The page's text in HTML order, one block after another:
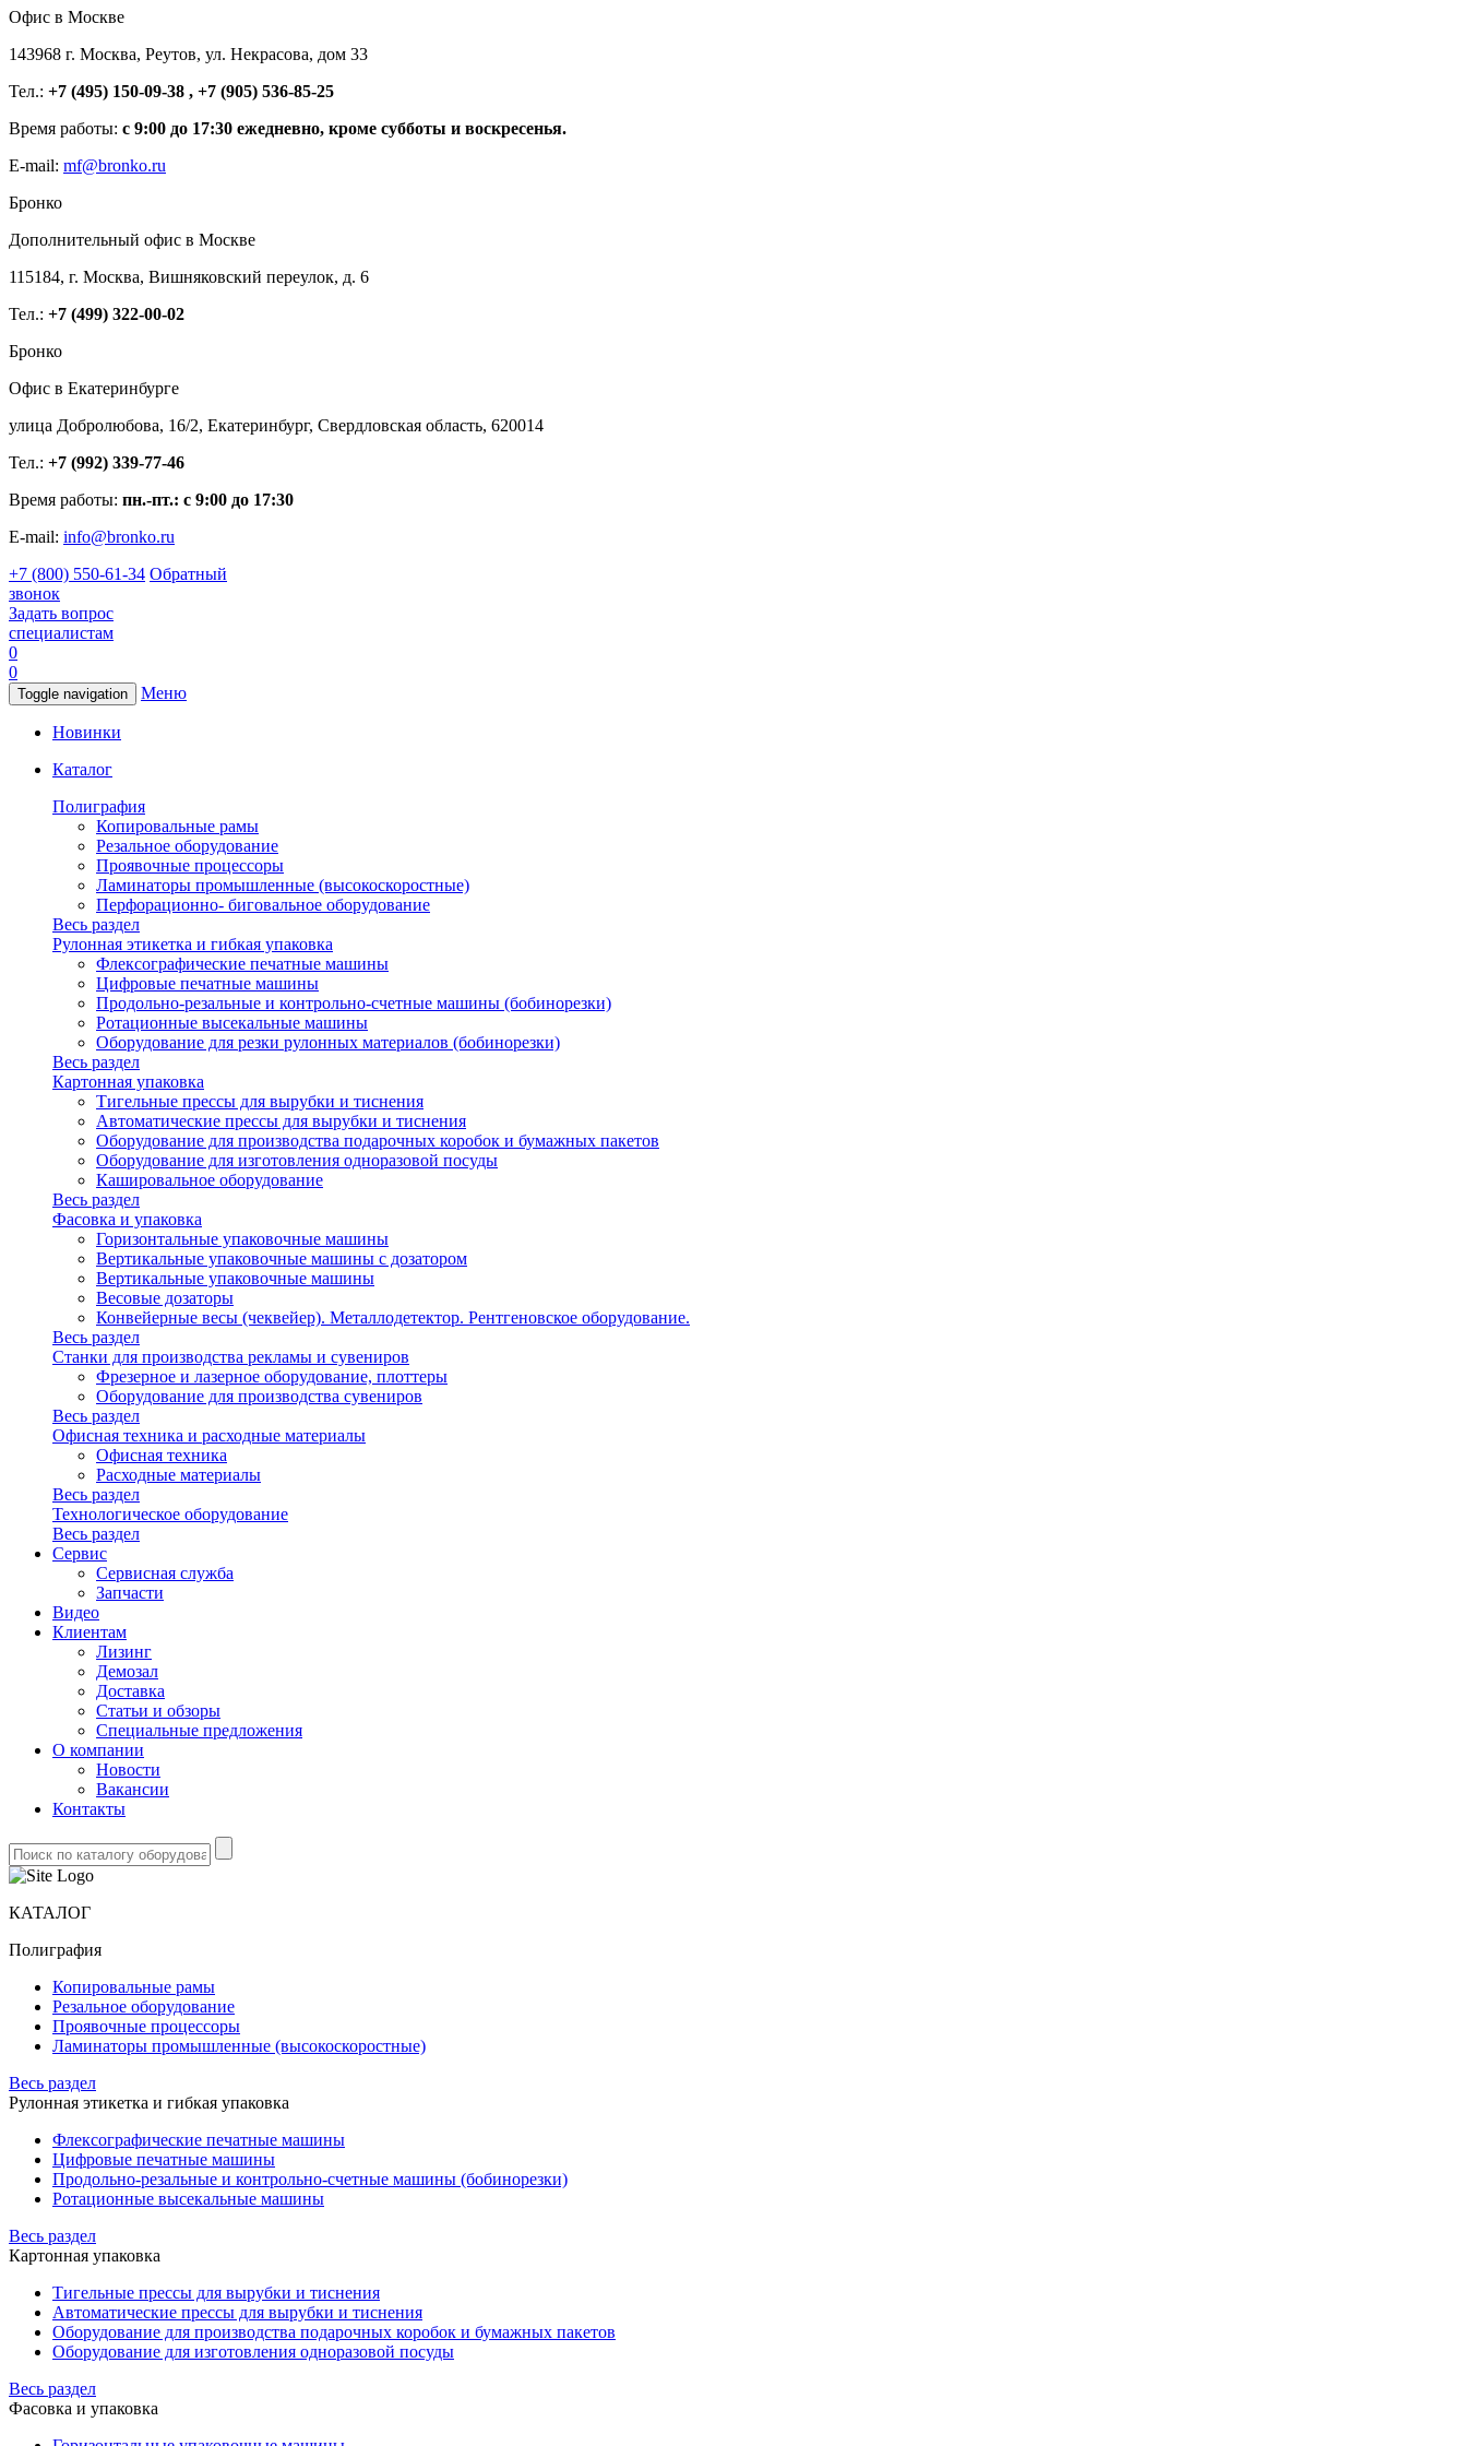
Офис в Москве
143968 г. Москва, Реутов, ул. Некрасова, дом 33
Тел.: +7 (495) 150-09-38 , +7 (905) 536-85-25
Время работы: с 9:00 до 17:30 ежедневно, кроме субботы и воскресенья.
E-mail: mf@bronko.ru
Бронко
Дополнительный офис в Москве
115184, г. Москва, Вишняковский переулок, д. 6
Тел.: +7 (499) 322-00-02
Бронко
Офис в Екатеринбурге
улица Добролюбова, 16/2, Екатеринбург, Свердловская область, 620014
Тел.: +7 (992) 339-77-46
Время работы: пн.-пт.: с 9:00 до 17:30
E-mail: info@bronko.ru
+7 (800) 550-61-34 Обратный
звонок
Задать вопрос
специалистам
0
0
Toggle navigation Меню
Новинки
Каталог
Полиграфия
Копировальные рамы
Резальное оборудование
Проявочные процессоры
Ламинаторы промышленные (высокоскоростные)
Перфорационно- биговальное оборудование
Весь раздел
Рулонная этикетка и гибкая упаковка
Флексографические печатные машины
Цифровые печатные машины
Продольно-резальные и контрольно-счетные машины (бобинорезки)
Ротационные высекальные машины
Оборудование для резки рулонных материалов (бобинорезки)
Весь раздел
Картонная упаковка
Тигельные прессы для вырубки и тиснения
Автоматические прессы для вырубки и тиснения
Оборудование для производства подарочных коробок и бумажных пакетов
Оборудование для изготовления одноразовой посуды
Кашировальное оборудование
Весь раздел
Фасовка и упаковка
Горизонтальные упаковочные машины
Вертикальные упаковочные машины с дозатором
Вертикальные упаковочные машины
Весовые дозаторы
Конвейерные весы (чеквейер). Металлодетектор. Рентгеновское оборудование.
Весь раздел
Станки для производства рекламы и сувениров
Фрезерное и лазерное оборудование, плоттеры
Оборудование для производства сувениров
Весь раздел
Офисная техника и расходные материалы
Офисная техника
Расходные материалы
Весь раздел
Технологическое оборудование
Весь раздел
Сервис
Сервисная служба
Запчасти
Видео
Клиентам
Лизинг
Демозал
Доставка
Статьи и обзоры
Специальные предложения
О компании
Новости
Вакансии
Контакты
КАТАЛОГ
Полиграфия
Копировальные рамы
Резальное оборудование
Проявочные процессоры
Ламинаторы промышленные (высокоскоростные)
Весь раздел
Рулонная этикетка и гибкая упаковка
Флексографические печатные машины
Цифровые печатные машины
Продольно-резальные и контрольно-счетные машины (бобинорезки)
Ротационные высекальные машины
Весь раздел
Картонная упаковка
Тигельные прессы для вырубки и тиснения
Автоматические прессы для вырубки и тиснения
Оборудование для производства подарочных коробок и бумажных пакетов
Оборудование для изготовления одноразовой посуды
Весь раздел
Фасовка и упаковка